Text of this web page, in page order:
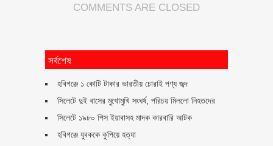
COMMENTS ARE CLOSED
সর্বশেষ
হবিগঞ্জে ১ কোটি টাকার ভারতীয় চোরাই পণ্য জব্দ
সিলেটে দুই বাসের মুখোমুখি সংঘর্ষ, পরিচয় মিললো নিহতদের
সিলেটে ১৯৮০ পিস ইয়াবাসহ মাদক কারবারি আটক
হবিগঞ্জে যুবককে কুপিয়ে হত্যা